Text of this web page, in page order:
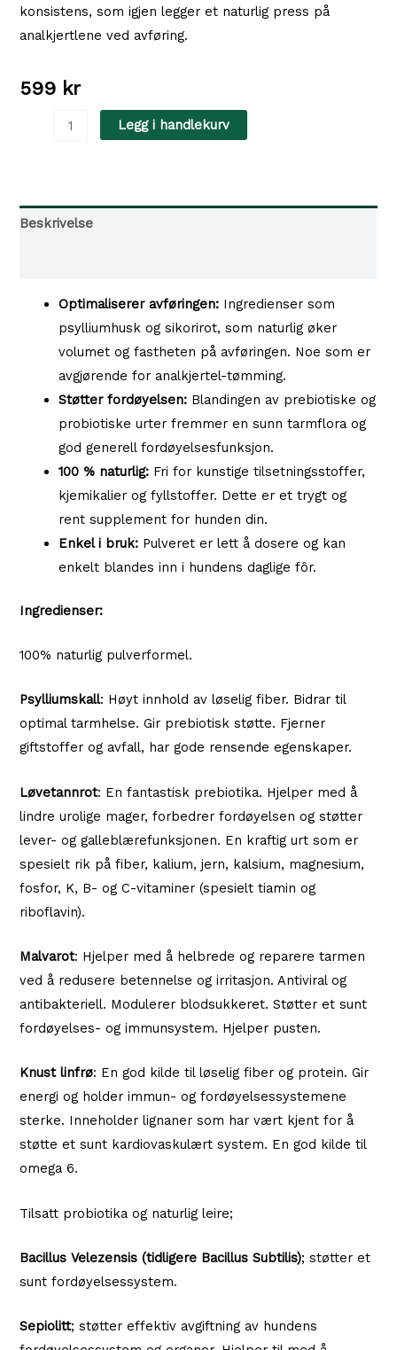
konsistens, som igjen legger et naturlig press på
analkjertlene ved avføring.
599 kr
Bottoms
Legg i handlekurv
Beskrivelse
Optimaliserer avføringen: Ingredienser som
psylliumhusk og sikorirot, som naturlig øker
volumet og fastheten på avføringen. Noe som er
avgjørende for analkjertel-tømming.
Støtter fordøyelsen: Blandingen av prebiotiske og
probiotiske urter fremmer en sunn tarmflora og
god generell fordøyelsesfunksjon.
100 % naturlig: Fri for kunstige tilsetningsstoffer,
kjemikalier og fyllstoffer. Dette er et trygt og
rent supplement for hunden din.
Enkel i bruk: Pulveret er lett å dosere og kan
enkelt blandes inn i hundens daglige fôr.
Ingredienser:
100% naturlig pulverformel.
Psylliumskall: Høyt innhold av løselig fiber. Bidrar til
optimal tarmhelse. Gir prebiotisk støtte. Fjerner
giftstoffer og avfall, har gode rensende egenskaper.
Løvetannrot: En fantastisk prebiotika. Hjelper med å
lindre urolige mager, forbedrer fordøyelsen og støtter
lever- og galleblærefunksjonen. En kraftig urt som er
spesielt rik på fiber, kalium, jern, kalsium, magnesium,
fosfor, K, B- og C-vitaminer (spesielt tiamin og
riboflavin).
Malvarot: Hjelper med å helbrede og reparere tarmen
ved å redusere betennelse og irritasjon. Antiviral og
antibakteriell. Modulerer blodsukkeret. Støtter et sunt
fordøyelses- og immunsystem. Hjelper pusten.
Knust linfrø: En god kilde til løselig fiber og protein. Gir
energi og holder immun- og fordøyelsessystemene
sterke. Inneholder lignaner som har vært kjent for å
støtte et sunt kardiovaskulært system. En god kilde til
omega 6.
Tilsatt probiotika og naturlig leire;
Bacillus Velezensis (tidligere Bacillus Subtilis); støtter et
sunt fordøyelsessystem.
Sepiolitt; støtter effektiv avgiftning av hundens